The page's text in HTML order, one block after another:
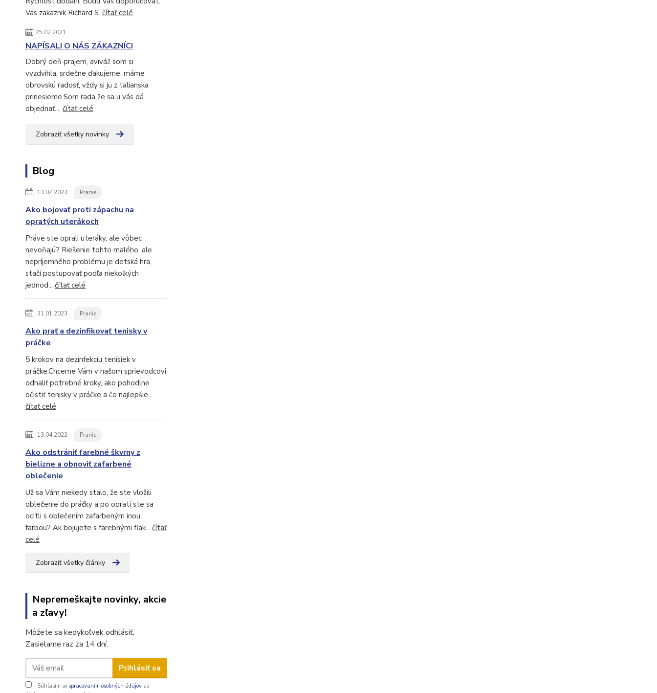
Vas zakaznik Richard S. čítať celé
25.02.2021
NAPÍSALI O NÁS ZÁKAZNÍCI
Dobrý deň prajem, aviváž som si
vyzdvihla, srdečne ďakujeme, máme
obrovskú radosť, vždy si ju z talianska
prinesieme.Som rada že sa u vás dá
objednať.... čítať celé
Zobraziť všetky novinky
Blog
13.07.2023 Pranie
Ako bojovať proti zápachu na
opratých uterákoch
Práve ste oprali uteráky, ale vôbec
nevoňajú? Riešenie tohto malého, ale
nepríjemného problému je detská hra,
stačí postupovať podľa niekoľkých
jednod... čítať celé
31.01.2023 Pranie
Ako prať a dezinfikovať tenisky v
práčke
5 krokov na dezinfekciu tenisiek v
práčke.Chceme Vám v našom sprievodcovi
odhaliť potrebné kroky, ako pohodlne
očistiť tenisky v práčke a čo najlepšie...
čítať celé
13.04.2022 Pranie
Ako odstrániť farebné škvrny z
bielizne a obnoviť zafarbené
oblečenie
Už sa Vám niekedy stalo, že ste vložili
oblečenie do práčky a po opratí ste sa
ocitli s oblečením zafarbeným inou
farbou? Ak bojujete s farebnými fľak... čítať
celé
Zobraziť všetky články
Nepremeškajte novinky, akcie
a zľavy!
Môžete sa kedykoľvek odhlásiť.
Zasielame raz za 14 dní.
Prihlásiť sa
Súhlasím so spracovaním osobných údajov za